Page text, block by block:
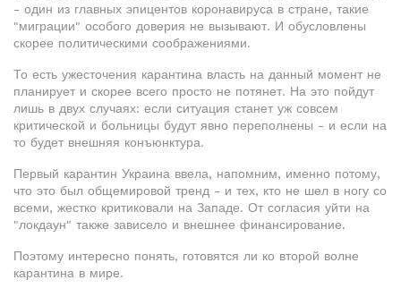
- один из главных эпицентов коронавируса в стране, такие
"миграции" особого доверия не вызывают. И обусловлены
скорее политическими соображениями.
То есть ужесточения карантина власть на данный момент не
планирует и скорее всего просто не потянет. На это пойдут
лишь в двух случаях: если ситуация станет уж совсем
критической и больницы будут явно переполнены - и если на
то будет внешняя конъюнктура.
Первый карантин Украина ввела, напомним, именно потому,
что это был общемировой тренд - и тех, кто не шел в ногу со
всеми, жестко критиковали на Западе. От согласия уйти на
"локдаун" также зависело и внешнее финансирование.
Поэтому интересно понять, готовятся ли ко второй волне
карантина в мире.